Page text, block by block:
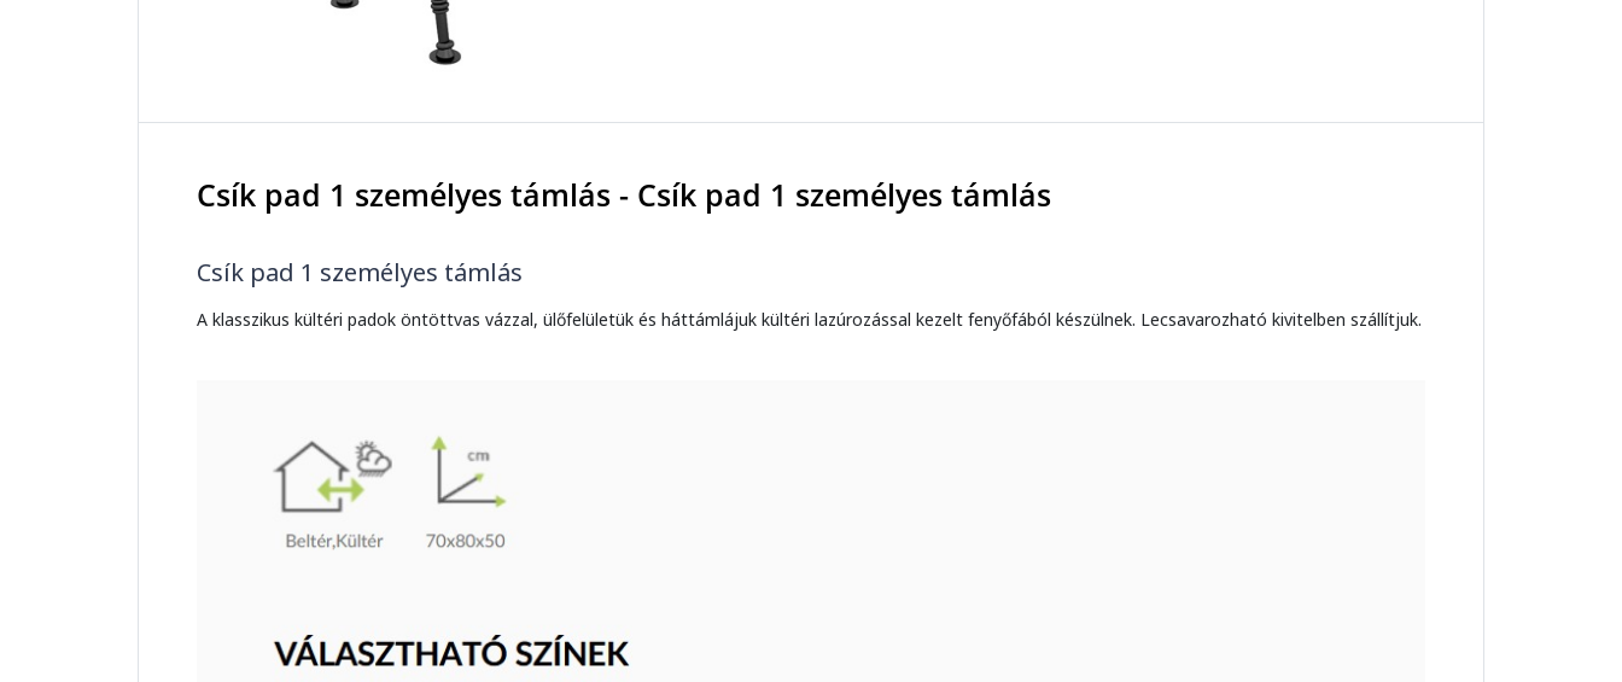
Csík pad 1 személyes támlás - Csík pad 1 személyes támlás
Csík pad 1 személyes támlás
A klasszikus kültéri padok öntöttvas vázzal, ülőfelületük és háttámlájuk kültéri lazúrozással kezelt fenyőfából készülnek. Lecsavarozható kivitelben szállítjuk.